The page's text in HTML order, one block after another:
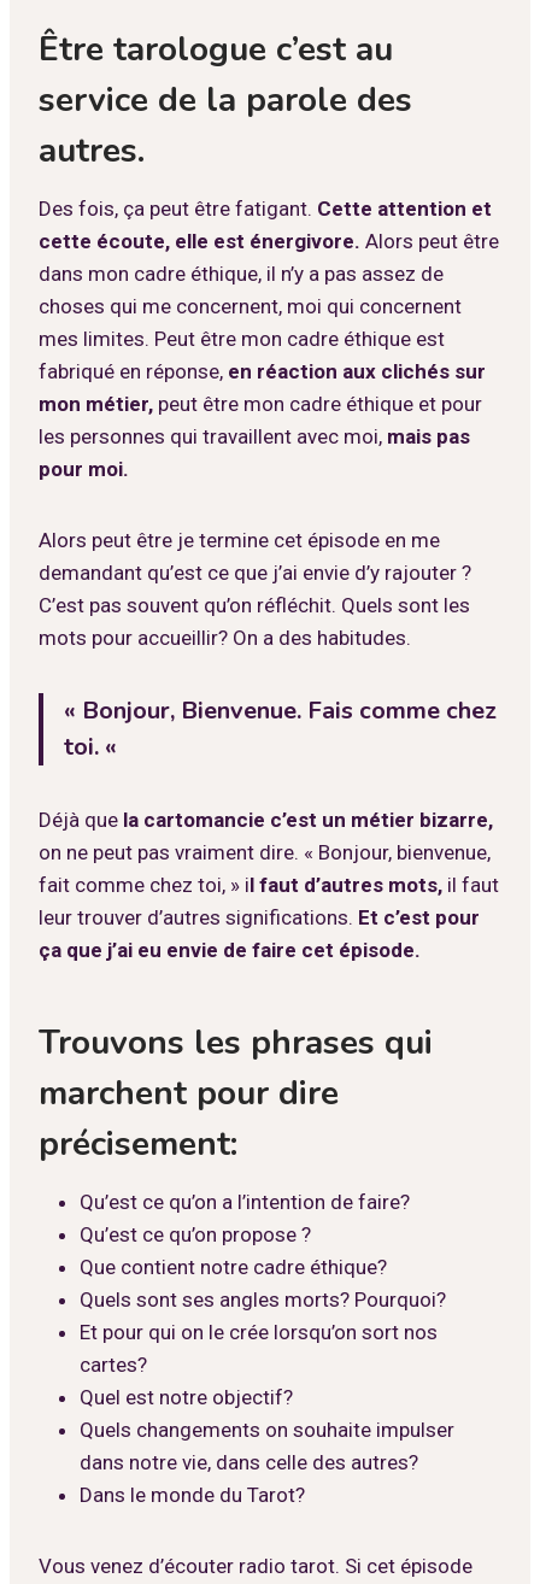
Être tarologue c’est au
service de la parole des
autres.
Des fois, ça peut être fatigant. Cette attention et
cette écoute, elle est énergivore. Alors peut être
dans mon cadre éthique, il n’y a pas assez de
choses qui me concernent, moi qui concernent
mes limites. Peut être mon cadre éthique est
fabriqué en réponse, en réaction aux clichés sur
mon métier, peut être mon cadre éthique et pour
les personnes qui travaillent avec moi, mais pas
pour moi.
Alors peut être je termine cet épisode en me
demandant qu’est ce que j’ai envie d’y rajouter ?
C’est pas souvent qu’on réfléchit. Quels sont les
mots pour accueillir? On a des habitudes.
« Bonjour, Bienvenue. Fais comme chez
toi. «
Déjà que la cartomancie c’est un métier bizarre,
on ne peut pas vraiment dire. « Bonjour, bienvenue,
fait comme chez toi, » il faut d’autres mots, il faut
leur trouver d’autres significations. Et c’est pour
ça que j’ai eu envie de faire cet épisode.
Trouvons les phrases qui
marchent pour dire
précisement:
Qu’est ce qu’on a l’intention de faire?
Qu’est ce qu’on propose ?
Que contient notre cadre éthique?
Quels sont ses angles morts? Pourquoi?
Et pour qui on le crée lorsqu’on sort nos
cartes?
Quel est notre objectif?
Quels changements on souhaite impulser
dans notre vie, dans celle des autres?
Dans le monde du Tarot?
Vous venez d’écouter radio tarot. Si cet épisode